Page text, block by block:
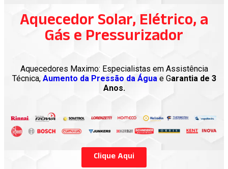
Aquecedor Solar, Elétrico, a
Gás e Pressurizador
Aquecedores Maximo: Especialistas em Assistência
Técnica, Aumento da Pressão da Águae Garantia de 3
Anos.
Clique Aqui